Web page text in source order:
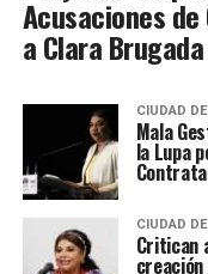
Acusaciones
a Clara Brugada
CIUDAD
Mala
la Lupa
CIUDAD
Critican